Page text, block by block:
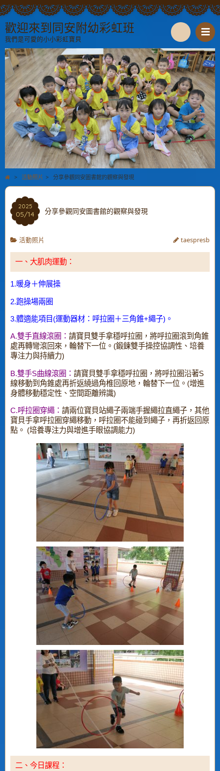
歡迎來到同安附幼彩虹班
我們是可愛的小小彩虹寶貝
S
e
a
r
c
h
> 活動照片 > 分享參觀同安圖書館的觀察與發現
2025
05/14 分享參觀同安圖書館的觀察與發現
活動照片 taespresb
一、大肌肉運動：
1.暖身＋伸展操
2.跑操場兩圈
3.體適能項目(運動器材：呼拉圈＋三角錐+繩子)。
A.雙手直線滾圈： 請寶貝雙手拿穩呼拉圈，將呼拉圈滾到角錐
處再轉彎滾回來，輪替下一位。(鍛鍊雙手操控協調性、培養
專注力與持續力)
B.雙手S曲線滾圈： 請寶貝雙手拿穩呼拉圈，將呼拉圈沿著S
線移動到角錐處再折返繞過角椎回原地，輪替下一位。(增進
身體移動穩定性、空間距離辨識)
C.呼拉圈穿繩： 請兩位寶貝站繩子兩端手握繩拉直繩子，其他
寶貝手拿呼拉圈穿繩移動，呼拉圈不能碰到繩子，再折返回原
點。 (培養專注力與增進手眼協調能力)
二、今日課程：